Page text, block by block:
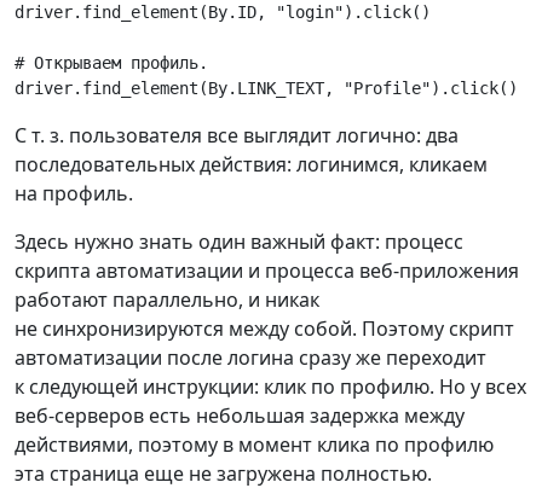
driver. find_element (By. ID, "login") . click()
# Открываем профиль.
driver. find_element (By. LINK_TEXT, "Profile") . click()
С т. з. пользователя все выглядит логично: два
последовательных действия: логинимся, кликаем
на профиль.
Здесь нужно знать один важный факт: процесс
скрипта автоматизации и процесса веб-приложения
работают параллельно, и никак
не синхронизируются между собой. Поэтому скрипт
автоматизации после логина сразу же переходит
к следующей инструкции: клик по профилю. Но у всех
веб-серверов есть небольшая задержка между
действиями, поэтому в момент клика по профилю
эта страница еще не загружена полностью.